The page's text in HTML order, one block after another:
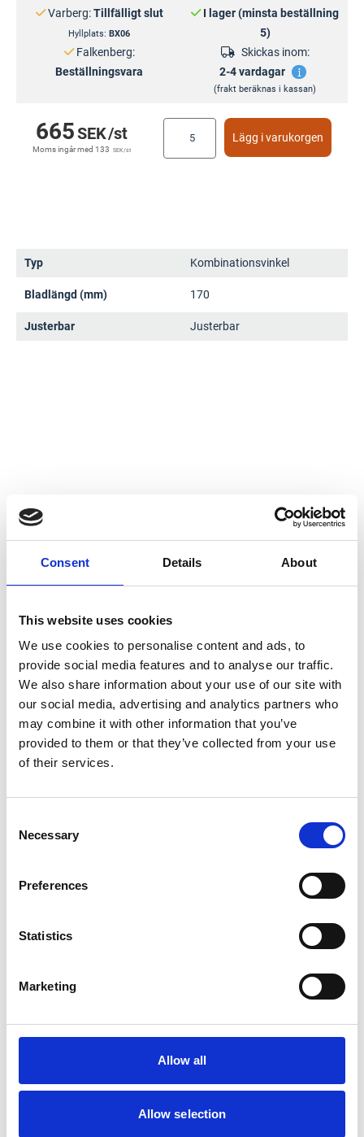
Consent Details About
This website uses cookies
We use cookies to personalise content and ads, to
provide social media features and to analyse our traffic.
We also share information about your use of our site with
our social media, advertising and analytics partners who
may combine it with other information that you’ve
provided to them or that they’ve collected from your use
of their services.
Selection
Necessary
Preferences
Statistics
Marketing
Allow all
Allow selection
Varberg: Tillfälligt slut
Hyllplats: BX06
Falkenberg:
Beställningsvara
I lager (minsta beställning
5)
Skickas inom:
2-4 vardagar
(frakt beräknas i kassan)
665SEK/st
Moms ingår med133 SEK/st
Lägg i varukorgen
Typ Kombinationsvinkel
Bladlängd (mm) 170
Justerbar Justerbar